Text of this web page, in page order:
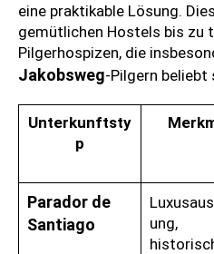
eine praktikable Lösung.
gemütlichen Hostels bis zu
Pilgerhospizen, die
Jakobsweg-Pilgern beliebt
Unterkunftsty
p
Parador de
Santiago
ung,